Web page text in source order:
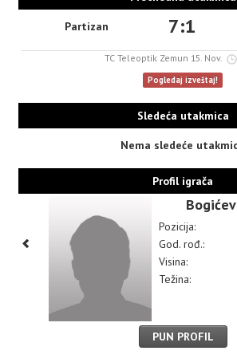
Partizan 7:1
TC Teleoptik Zemun 15. Nov.
Pogledaj izveštaj!
Sledeća utakmica
Nema sledeće
Profil igrača
Pozicija:
God. rođ.:
Visina:
Težina:
PUN PROFIL